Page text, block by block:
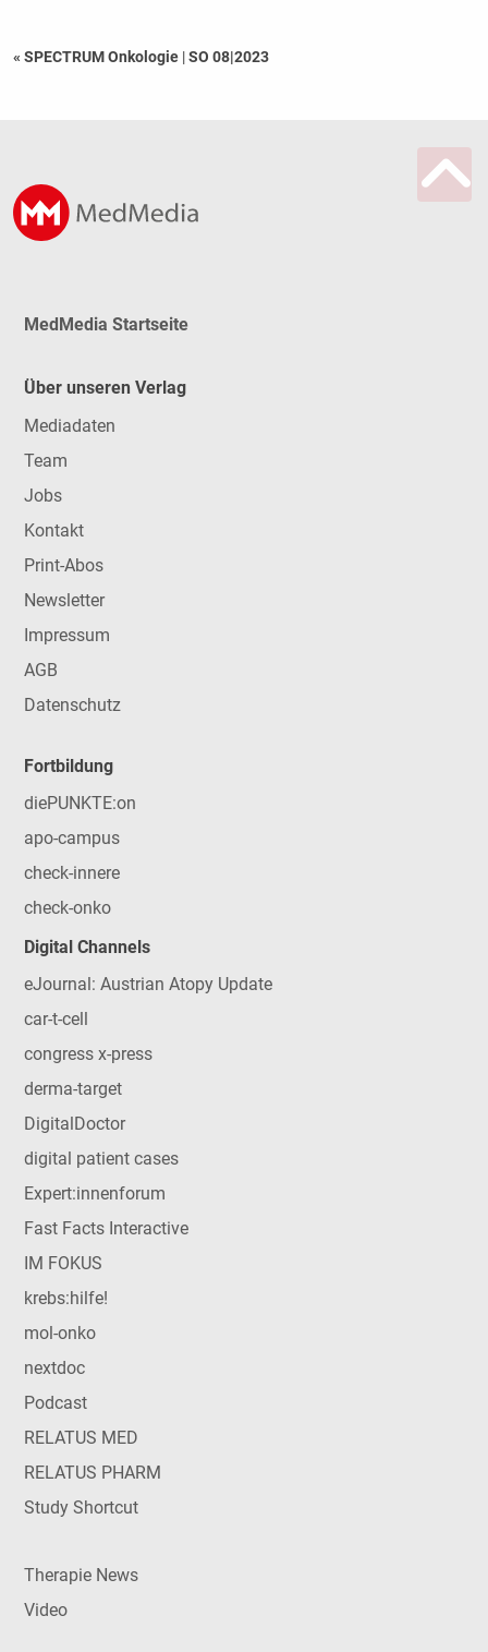
« SPECTRUM Onkologie |SO 08|2023
MedMedia Startseite
Über unseren Verlag
Mediadaten
Team
Jobs
Kontakt
Print-Abos
Newsletter
Impressum
AGB
Datenschutz
Fortbildung
diePUNKTE:on
apo-campus
check-innere
check-onko
Digital Channels
eJournal: Austrian Atopy Update
car-t-cell
congress x-press
derma-target
DigitalDoctor
digital patient cases
Expert:innenforum
Fast Facts Interactive
IM FOKUS
krebs:hilfe!
mol-onko
nextdoc
Podcast
RELATUS MED
RELATUS PHARM
Study Shortcut
Therapie News
Video